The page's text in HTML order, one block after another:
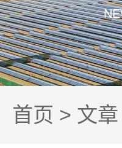
首页 > 文章